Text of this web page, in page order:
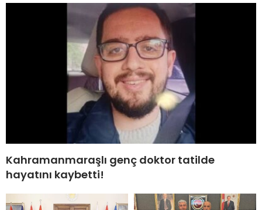
Kahramanmaraşlı genç doktor tatilde
hayatını kaybetti!